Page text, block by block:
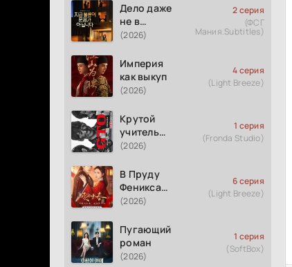
Дело даже
не в
измене
(2026)
2 серия
(ФСГ
Мания.Subtitles)
Империя
как выкуп
(2026)
4 серия
(Light Breeze)
Крутой
учитель
Онидзука
(2026)
(2026)
1 серия
(Fronda Studio)
В Пруду
Феникса
рождается
(2026)
6 серия
(Light Breeze)
Пугающий
роман
(2026)
1 серия
(SoftBox)